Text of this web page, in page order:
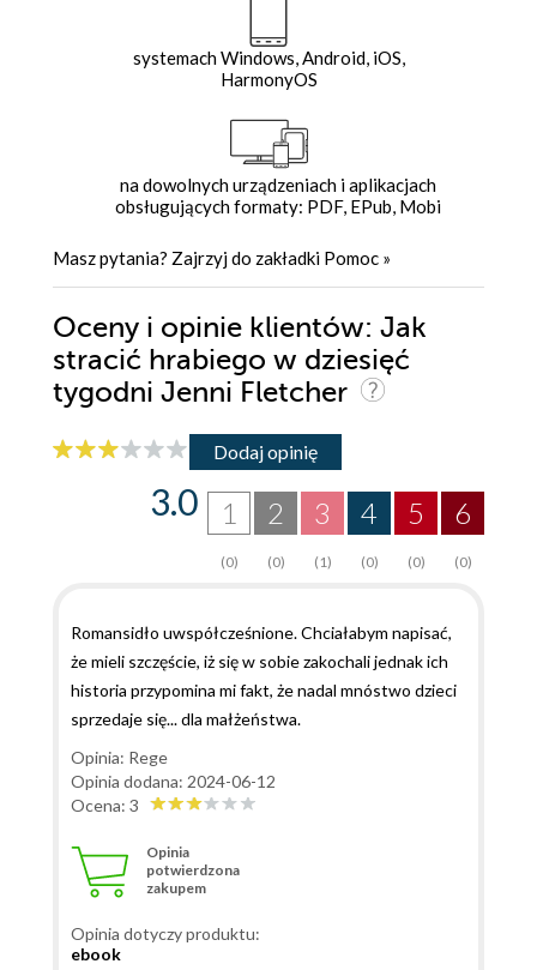
systemach Windows, Android, iOS,
HarmonyOS
na dowolnych urządzeniach i aplikacjach
obsługujących formaty: PDF, EPub, Mobi
Masz pytania? Zajrzyj do zakładki Pomoc »
Oceny i opinie klientów: Jak
stracić hrabiego w dziesięć
tygodni Jenni Fletcher
Dodaj opinię
6
(0)
5
(0)
4
(0)
3
(1)
2
(0)
1
(0)
3.0
Romansidło uwspółcześnione. Chciałabym napisać,
że mieli szczęście, iż się w sobie zakochali jednak ich
historia przypomina mi fakt, że nadal mnóstwo dzieci
sprzedaje się... dla małżeństwa.
Opinia: Rege
Opinia dodana: 2024-06-12
Ocena: 3
Opinia
potwierdzona
zakupem
Opinia dotyczy produktu:
ebook